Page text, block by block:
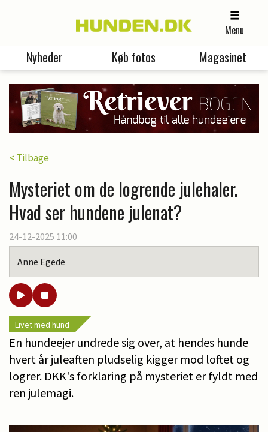
Menu
Nyheder Køb fotos Magasinet
< Tilbage
Mysteriet om de logrende julehaler.
Hvad ser hundene julenat?
24-12-2025 11:00
Anne Egede
Livet med hund
En hundeejer undrede sig over, at hendes hunde
hvert år juleaften pludselig kigger mod loftet og
logrer. DKK's forklaring på mysteriet er fyldt med
ren julemagi.